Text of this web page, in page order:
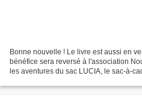
Bonne nouvelle ! Le livre est aussi en
bénéfice sera reversé à l'association
les aventures du sac LUCIA, le sac-à-